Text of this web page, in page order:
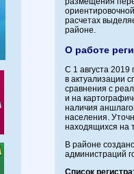
расчетах
районе.
О работе
С 1 августа 2019
в актуализации
сравнения с
и на
наличия
населения.
находящихся на
В районе
администраций